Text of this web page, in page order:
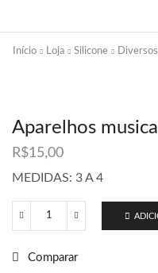
Início Loja Silicone Diversos
Aparelhos
R$15,00
MEDIDAS: 3 A 4
Aparelhos
Comparar